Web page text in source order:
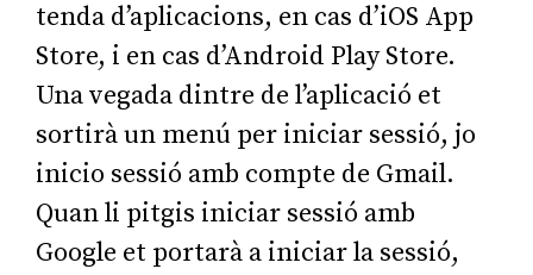
tenda d’aplicacions, en cas d’iOS App
Store, i en cas d’Android Play Store.
Una vegada dintre de l’aplicació et
sortirà un menú per iniciar sessió, jo
inicio sessió amb compte de Gmail.
Quan li pitgis iniciar sessió amb
Google et portarà a iniciar la sessió,